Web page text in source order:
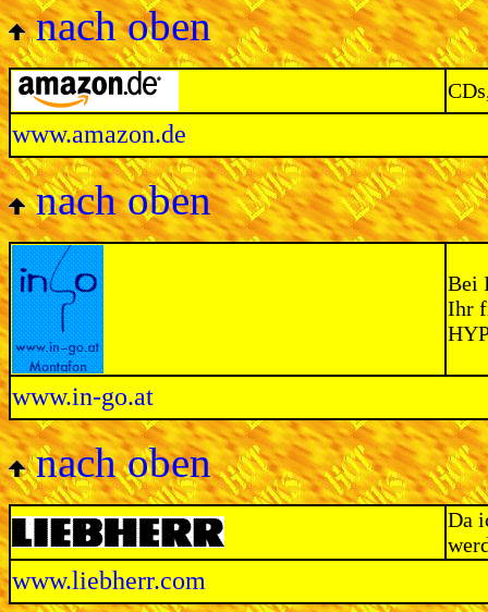
nach oben
www.amazon.de
nach oben
Bei
Ihr
www.in-go.at
nach oben
Da
www.liebherr.com